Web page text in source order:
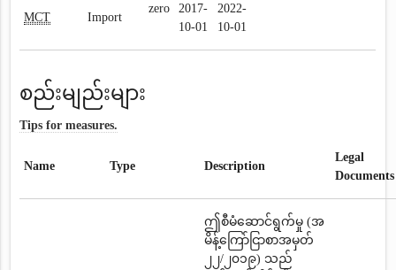
MCT Import
zero
2017-
10-01
2022-
10-01
စည်းမျည်းများ
Tips for measures.
Name Type Description
Legal
Documents
ဤစီမံဆောင်ရွက်မှု (အ
မိန့်ကြော်ငြာစာအမှတ်
၂၂/၂၀၁၉) သည်